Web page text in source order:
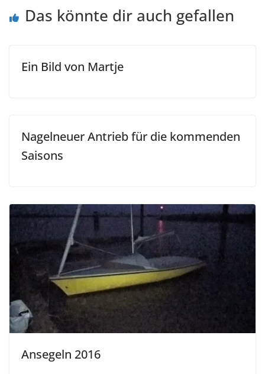
Das könnte dir auch gefallen
Ein Bild von Martje
Nagelneuer Antrieb für die kommenden
Saisons
Ansegeln 2016